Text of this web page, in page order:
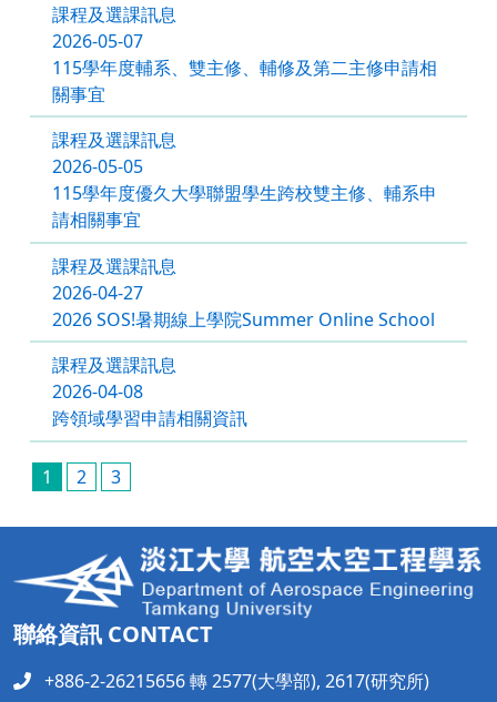
課程及選課訊息
2026-05-07
115學年度輔系、雙主修、輔修及第二主修申請相
關事宜
課程及選課訊息
2026-05-05
115學年度優久大學聯盟學生跨校雙主修、輔系申
請相關事宜
課程及選課訊息
2026-04-27
2026 SOS!暑期線上學院Summer Online School
課程及選課訊息
2026-04-08
跨領域學習申請相關資訊
1 2 3
聯絡資訊 CONTACT
+886-2-26215656 轉 2577(大學部), 2617(研究所)